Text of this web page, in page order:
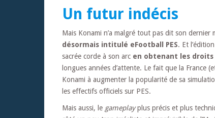
Un futur indécis
Mais Konami n’a malgré tout pas dit son
désormais intitulé eFootball PES. Et
sacrée corde à son arc en obtenant les droits
longues années d’attente. Le fait que la France
Konami à augmenter la popularité de sa
les effectifs officiels sur PES.
Mais aussi, le gameplayplus précis et plus